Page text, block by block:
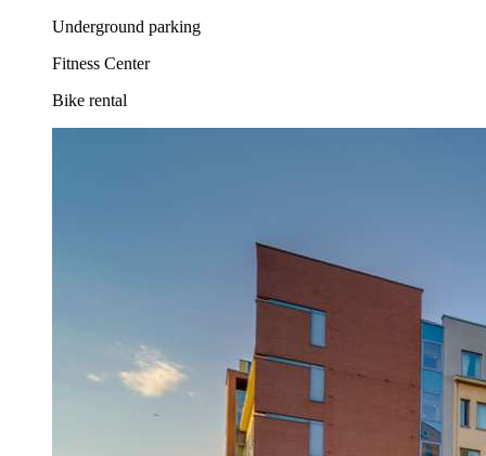
Underground parking
Fitness Center
Bike rental